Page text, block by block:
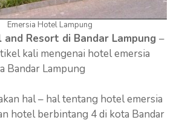
Emersia Hotel Lampung
and Resort di Bandar Lampung –
kali mengenai hotel emersia
Bandar Lampung
hal – hal tentang hotel emersia
hotel berbintang 4 di kota Bandar